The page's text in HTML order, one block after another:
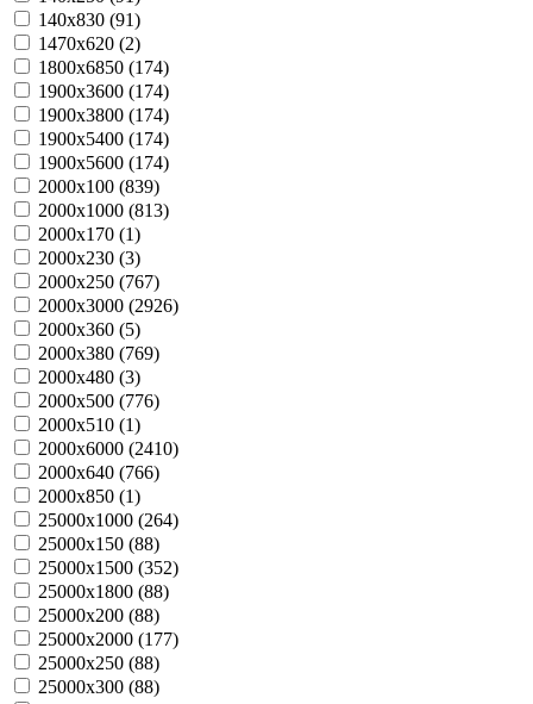
140х830 (91)
1470х620 (2)
1800х6850 (174)
1900х3600 (174)
1900х3800 (174)
1900х5400 (174)
1900х5600 (174)
2000х100 (839)
2000х1000 (813)
2000х170 (1)
2000х230 (3)
2000х250 (767)
2000х3000 (2926)
2000х360 (5)
2000х380 (769)
2000х480 (3)
2000х500 (776)
2000х510 (1)
2000х6000 (2410)
2000х640 (766)
2000х850 (1)
25000х1000 (264)
25000х150 (88)
25000х1500 (352)
25000х1800 (88)
25000х200 (88)
25000х2000 (177)
25000х250 (88)
25000х300 (88)